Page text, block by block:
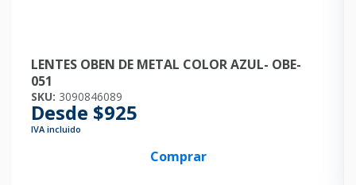
LENTES OBEN DE METAL COLOR AZUL- OBE-
051
SKU: 3090846089
Desde $925
IVA incluido
Comprar